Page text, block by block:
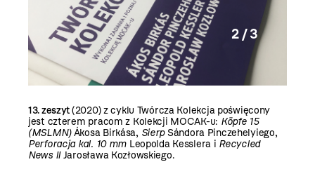
2 / 3
13. zeszyt(2020) z cyklu Twórcza Kolekcja poświęcony
jest czterem pracom z Kolekcji MOCAK-u: Köpfe 15
(MSLMN)Ákosa Birkása, SierpSándora Pinczehelyiego,
Perforacja kal. 10 mm Leopolda Kesslera i Recycled
News IIJarosława Kozłowskiego.